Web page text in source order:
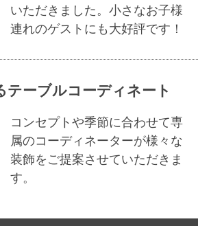
いただきました。小さなお子様
連れのゲストにも大好評です！
テーブルコーディネート
コンセプトや季節に合わせて専
属のコーディネーターが様々な
装飾をご提案させていただきま
す。